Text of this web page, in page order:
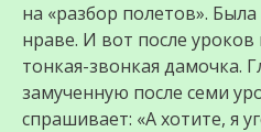
на «разбор полетов».
нраве. И вот после уроков
тонкая-звонкая дамочка.
замученную после семи
спрашивает: «А хотите, я